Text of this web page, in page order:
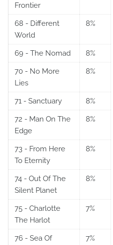
Frontier
68 - Different
World
8%
69 - The Nomad 8%
70 - No More
Lies
8%
71 - Sanctuary 8%
72 - Man On The
Edge
8%
73 - From Here
To Eternity
8%
74 - Out Of The
Silent Planet
8%
75 - Charlotte
The Harlot
7%
76 - Sea Of
7%